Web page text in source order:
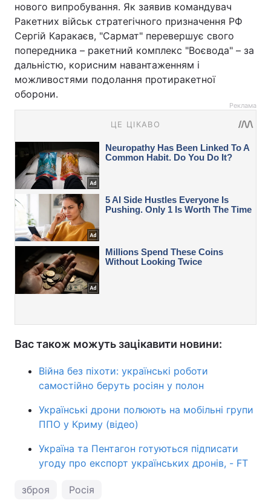
нового випробування. Як заявив командувач
Ракетних військ стратегічного призначення РФ
Сергій Каракаєв, "Сармат" перевершує свого
попередника – ракетний комплекс "Воєвода" – за
дальністю, корисним навантаженням і
можливостями подолання протиракетної
оборони.
Реклама
Вас також можуть зацікавити новини:
Війна без піхоти: українські роботи
самостійно беруть росіян у полон
Українські дрони полюють на мобільні групи
ППО у Криму (відео)
Україна та Пентагон готуються підписати
угоду про експорт українських дронів, - FT
зброя Росія